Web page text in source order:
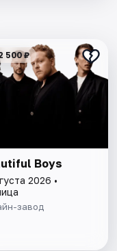
500 ₽
Boys
2026 •
завод